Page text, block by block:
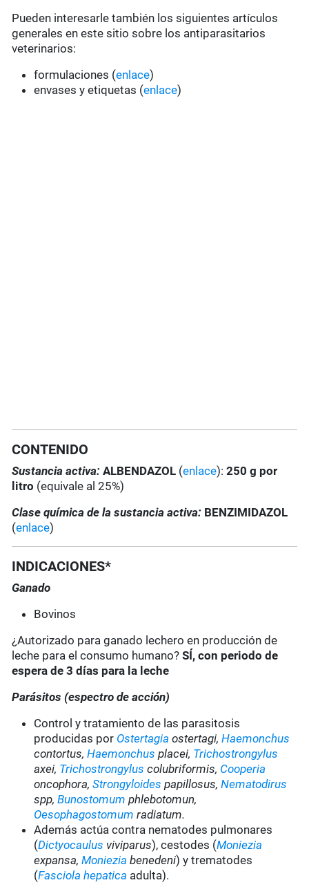
Pueden interesarle también los siguientes artículos
generales en este sitio sobre los antiparasitarios
veterinarios:
formulaciones (enlace)
envases y etiquetas (enlace)
CONTENIDO
Sustancia activa:ALBENDAZOL (enlace):250 g por
litro (equivale al 25%)
Clase química de la sustancia activa: BENZIMIDAZOL
(enlace)
INDICACIONES*
Ganado
Bovinos
¿Autorizado para ganado lechero en producción de
leche para el consumo humano?SÍ, con periodo de
espera de 3 días para la leche
Parásitos (espectro de acción)
Control y tratamiento de las parasitosis
producidas por Ostertagia ostertagi,Haemonchus
contortus,Haemonchus placei, Trichostrongylus
axei, Trichostrongylus colubriformis, Cooperia
oncophora,Strongyloides papillosus,Nematodirus
spp,Bunostomum phlebotomun,
Oesophagostomum radiatum.
Además actúa contra nematodes pulmonares
(Dictyocaulus viviparus), cestodes (Moniezia
expansa,Moniezia benedeni) y trematodes
(Fasciola hepatica adulta).